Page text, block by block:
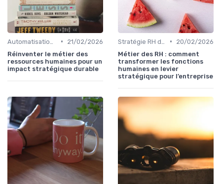
•
21/02/2026
Réinventer le métier des
ressources humaines pour un
impact stratégique durable
•
20/02/2026
Métier des RH : comment
transformer les fonctions
humaines en levier
stratégique pour l’entreprise